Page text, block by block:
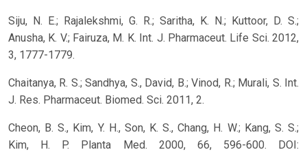
Siju, N. E.; Rajalekshmi, G. R.; Saritha, K. N.; Kuttoor, D. S.;
Anusha, K. V.; Fairuza, M. K. Int. J. Pharmaceut. Life Sci. 2012,
3, 1777-1779.
Chaitanya, R. S.; Sandhya, S., David, B.; Vinod, R.; Murali, S. Int.
J. Res. Pharmaceut. Biomed. Sci. 2011, 2.
Cheon, B. S., Kim, Y. H., Son, K. S., Chang, H. W.; Kang, S. S.;
Kim, H. P. Planta Med. 2000, 66, 596-600. DOI: